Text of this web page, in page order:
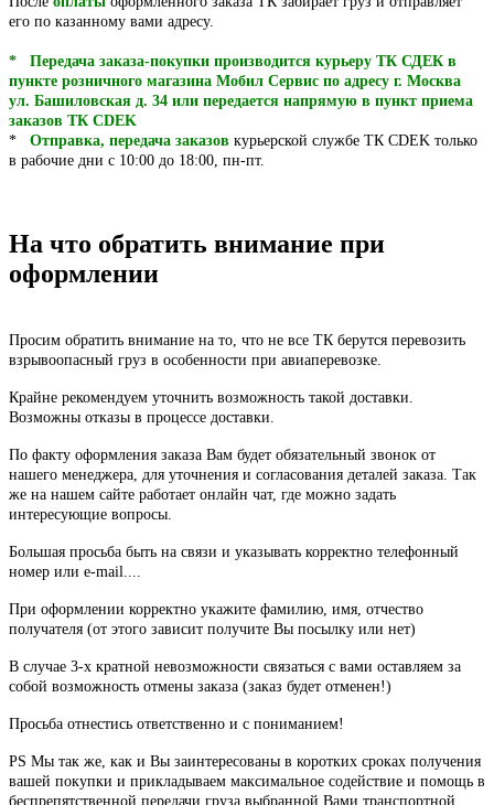
его по казанному вами адресу.
* Передача заказа-покупки производится курьеру ТК СДЕК в
пункте розничного магазина Мобил Сервис по адресу г. Москва
ул. Башиловская д. 34 или передается напрямую в пункт приема
заказов ТК CDEK
* Отправка, передача заказов курьерской службе ТК CDEK только
в рабочие дни с 10:00 до 18:00, пн-пт.
На что обратить внимание при
оформлении
Просим обратить внимание на то, что не все ТК берутся перевозить
взрывоопасный груз в особенности при авиаперевозке.
Крайне рекомендуем уточнить возможность такой доставки.
Возможны отказы в процессе доставки.
По факту оформления заказа Вам будет обязательный звонок от
нашего менеджера, для уточнения и согласования деталей заказа. Так
же на нашем сайте работает онлайн чат, где можно задать
интересующие вопросы.
Большая просьба быть на связи и указывать корректно телефонный
номер или e-mail....
При оформлении корректно укажите фамилию, имя, отчество
получателя (от этого зависит получите Вы посылку или нет)
В случае 3-х кратной невозможности связаться с вами оставляем за
собой возможность отмены заказа (заказ будет отменен!)
Просьба отнестись ответственно и с пониманием!
PS Мы так же, как и Вы заинтересованы в коротких сроках получения
вашей покупки и прикладываем максимальное содействие и помощь в
беспрепятственной передачи груза выбранной Вами транспортной